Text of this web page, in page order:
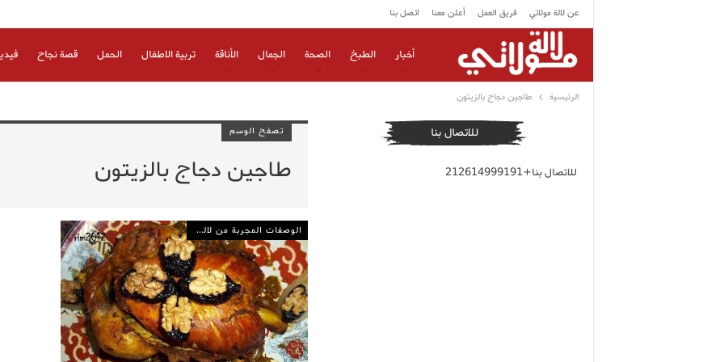
عن لالة مولاتي فريق العمل أعلن معنا اتصل بنا
أخبار الطبخ الصحة الجمال الأناقة تربية الاطفال الحمل قصة نجاح
الرئيسية طاجين دجاج بالزيتون
تصفح الوسم
طاجين دجاج بالزيتون
الوصفات المجربة من لالة مولاتي
للاتصال بنا
للاتصال بنا+212614999191